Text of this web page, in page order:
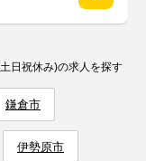
日祝休み)の求人を探す
鎌倉市
伊勢原市